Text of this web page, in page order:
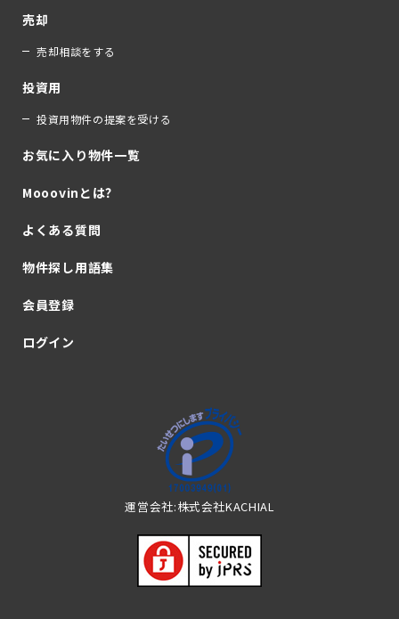
売却
売却相談をする
投資用
投資用物件の提案を受ける
お気に入り物件一覧
Mooovinとは？
よくある質問
物件探し用語集
会員登録
ログイン
運営会社:株式会社KACHIAL